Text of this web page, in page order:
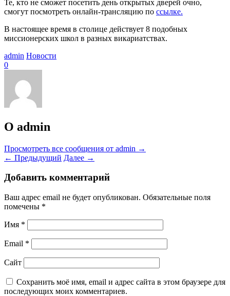
Те, кто не сможет посетить день открытых дверей очно,
смогут посмотреть онлайн-трансляцию по ссылке.
В настоящее время в столице действует 8 подобных
миссионерских школ в разных викариатствах.
admin Новости
0
О admin
Просмотреть все сообщения от admin →
← Предыдущий Далее →
Добавить комментарий
Ваш адрес email не будет опубликован. Обязательные поля
помечены *
Имя *
Email *
Сайт
Сохранить моё имя, email и адрес сайта в этом браузере для
последующих моих комментариев.